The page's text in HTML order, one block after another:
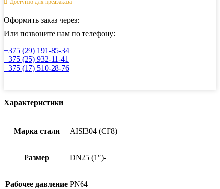
муфтовый
привод
нержавеющий
AISI304,
DN25
(1″)
Доступно для предзаказа
Оформить заказ через:
Или позвоните нам по телефону:
+375 (29) 191-85-34
+375 (25) 932-11-41
+375 (17) 510-28-76
Характеристики
Марка стали AISI304 (CF8)
Размер DN25 (1″)-
Рабочее давление PN64